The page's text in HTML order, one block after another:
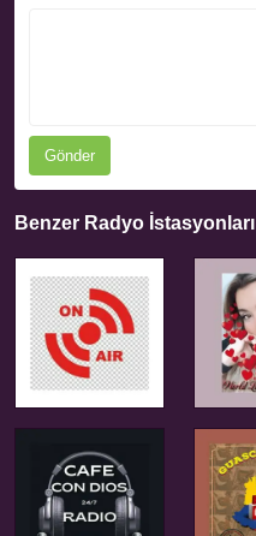
Gönder
Benzer Radyo İstasyonları